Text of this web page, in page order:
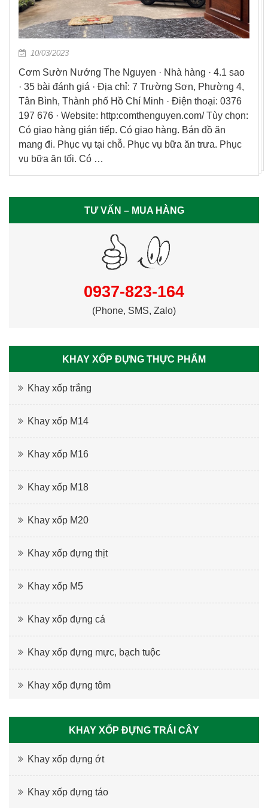
10/03/2023
Cơm Sườn Nướng The Nguyen · Nhà hàng · 4.1 sao
· 35 bài đánh giá · Địa chỉ: 7 Trường Sơn, Phường 4,
Tân Bình, Thành phố Hồ Chí Minh · Điện thoại: 0376
197 676 · Website: http:comthenguyen.com/ Tùy chọn:
Có giao hàng gián tiếp. Có giao hàng. Bán đồ ăn
mang đi. Phục vụ tại chỗ. Phục vụ bữa ăn trưa. Phục
vụ bữa ăn tối. Có …
TƯ VẤN – MUA HÀNG
0937-823-164
(Phone, SMS, Zalo)
KHAY XỐP ĐỰNG THỰC PHẨM
Khay xốp trắng
Khay xốp M14
Khay xốp M16
Khay xốp M18
Khay xốp M20
Khay xốp đựng thịt
Khay xốp M5
Khay xốp đựng cá
Khay xốp đựng mực, bạch tuộc
Khay xốp đựng tôm
KHAY XỐP ĐỰNG TRÁI CÂY
Khay xốp đựng ớt
Khay xốp đựng táo